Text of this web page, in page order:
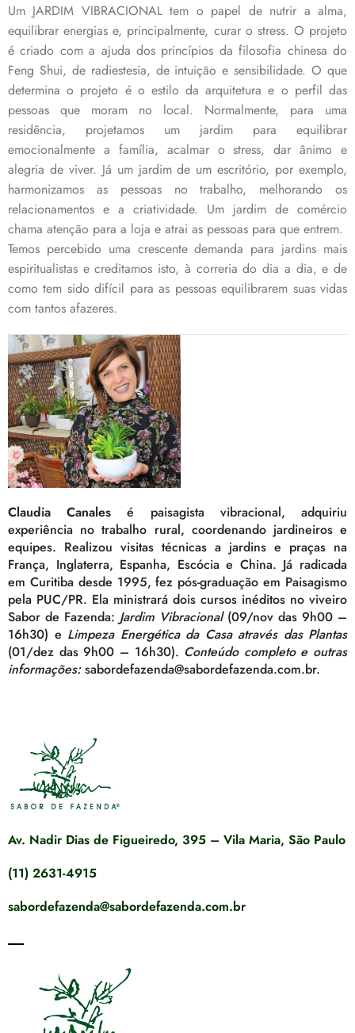
Um JARDIM VIBRACIONAL tem o papel de nutrir a alma,
equilibrar energias e, principalmente, curar o stress. O projeto
é criado com a ajuda dos princípios da filosofia chinesa do
Feng Shui, de radiestesia, de intuição e sensibilidade. O que
determina o projeto é o estilo da arquitetura e o perfil das
pessoas que moram no local. Normalmente, para uma
residência, projetamos um jardim para equilibrar
emocionalmente a família, acalmar o stress, dar ânimo e
alegria de viver. Já um jardim de um escritório, por exemplo,
harmonizamos as pessoas no trabalho, melhorando os
relacionamentos e a criatividade. Um jardim de comércio
chama atenção para a loja e atrai as pessoas para que entrem.
Temos percebido uma crescente demanda para jardins mais
espiritualistas e creditamos isto, à correria do dia a dia, e de
como tem sido difícil para as pessoas equilibrarem suas vidas
com tantos afazeres.
Claudia Canales é paisagista vibracional, adquiriu
experiência no trabalho rural, coordenando jardineiros e
equipes. Realizou visitas técnicas a jardins e praças na
França, Inglaterra, Espanha, Escócia e China. Já radicada
em Curitiba desde 1995, fez pós-graduação em Paisagismo
pela PUC/PR. Ela ministrará dois cursos inéditos no viveiro
Sabor de Fazenda: Jardim Vibracional(09/nov das 9h00 –
16h30) e Limpeza Energética da Casa através das Plantas
(01/dez das 9h00 – 16h30). Conteúdo completo e outras
informações:sabordefazenda@sabordefazenda.com.br.
Av. Nadir Dias de Figueiredo, 395 – Vila Maria, São Paulo
(11) 2631-4915
sabordefazenda@sabordefazenda.com.br